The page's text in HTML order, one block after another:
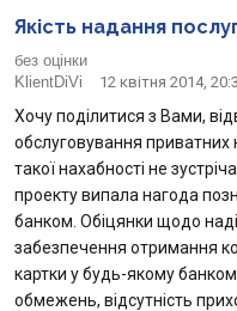
Якість надання
без оцінки
KlientDiVi
12 квітня 2014,
Хочу поділитися з Вами,
обслуговування приватних
такої нахабності не
проекту випала нагода
банком. Обіцянки щодо
забезпечення отримання
картки у будь-якому
обмежень, відсутність